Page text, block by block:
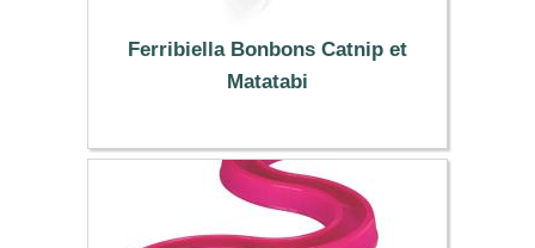
Ferribiella Bonbons Catnip et
Matatabi
5.99 €